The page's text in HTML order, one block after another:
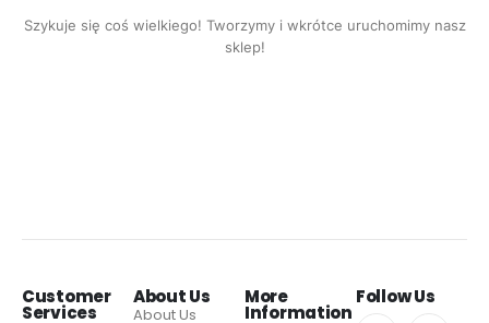
Szykuje się coś wielkiego! Tworzymy i wkrótce uruchomimy nasz
sklep!
Customer
Services
About Us
About Us
More
Information
Follow Us